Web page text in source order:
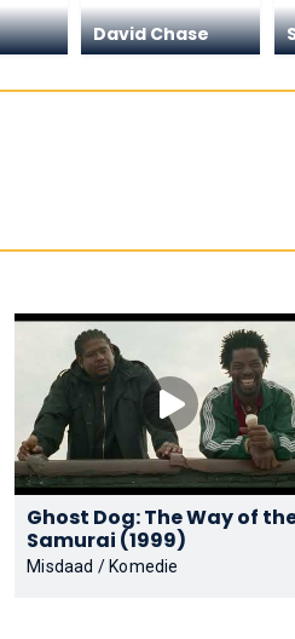
David Chase
Ghost Dog: The Way of
Samurai (1999)
Misdaad / Komedie